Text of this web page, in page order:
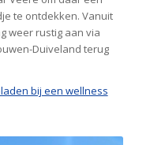
te ontdekken. Vanuit
weer rustig aan via
Duiveland terug
bij een wellness